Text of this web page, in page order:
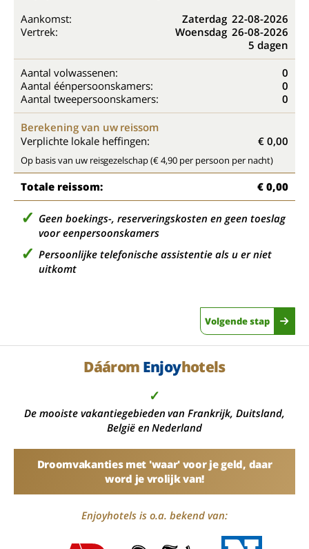
Aankomst: Zaterdag 22-08-2026
Vertrek:
Woensdag 26-08-2026
5 dagen
Aantal volwassenen:
0
Aantal éénpersoonskamers:
0
Aantal tweepersoonskamers:
0
Berekening van uw reissom
Verplichte lokale heffingen:
€ 0,00
Op basis van uw reisgezelschap (€ 4,90 per persoon per nacht)
Totale reissom: € 0,00
Geen boekings-, reserveringskosten en geen toeslag
voor eenpersoonskamers
Persoonlijke telefonische assistentie als u er niet
uitkomt
Volgende stap
Dáárom Enjoyhotels
✓
De mooiste vakantiegebieden van Frankrijk, Duitsland,
België en Nederland
Droomvakanties met 'waar' voor je geld, daar
word je vrolijk van!
Enjoyhotels is o.a. bekend van: